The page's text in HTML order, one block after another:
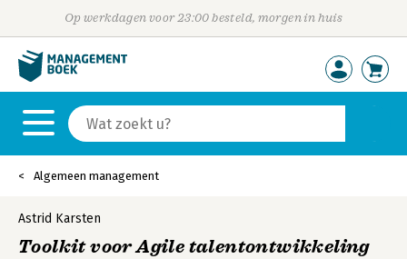
Op werkdagen voor 23:00 besteld, morgen in huis
Algemeen management
Astrid Karsten
Toolkit voor Agile talentontwikkeling